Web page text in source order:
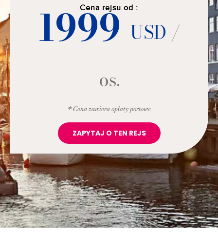
Cena rejsu od :
1999USD /
os.
* Cena zawiera opłaty portowe
ZAPYTAJ O TEN REJS